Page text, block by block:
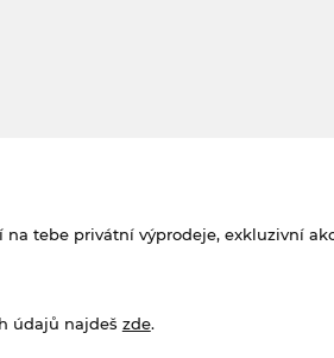
tebe privátní výprodeje, exkluzivní
údajů najdeš zde.